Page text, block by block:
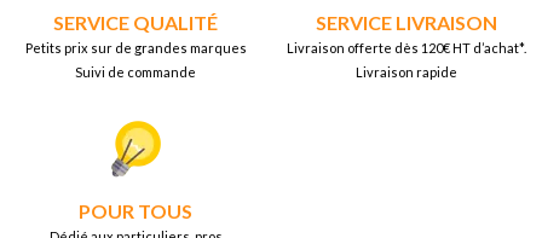
SERVICE QUALITÉ
Petits prix sur de grandes marques
Suivi de commande
SERVICE LIVRAISON
Livraison offerte dès 120€ HT d’achat*.
Livraison rapide
POUR TOUS